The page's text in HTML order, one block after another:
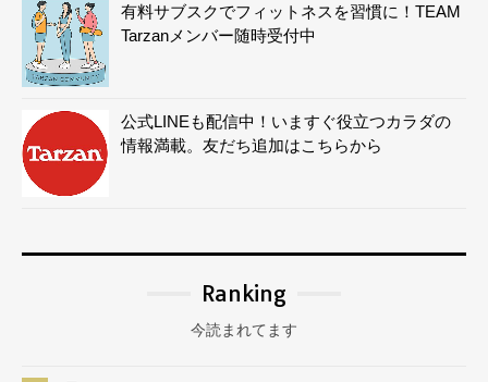
有料サブスクでフィットネスを習慣に！TEAM
Tarzanメンバー随時受付中
公式LINEも配信中！いますぐ役立つカラダの
情報満載。友だち追加はこちらから
Ranking
今読まれてます